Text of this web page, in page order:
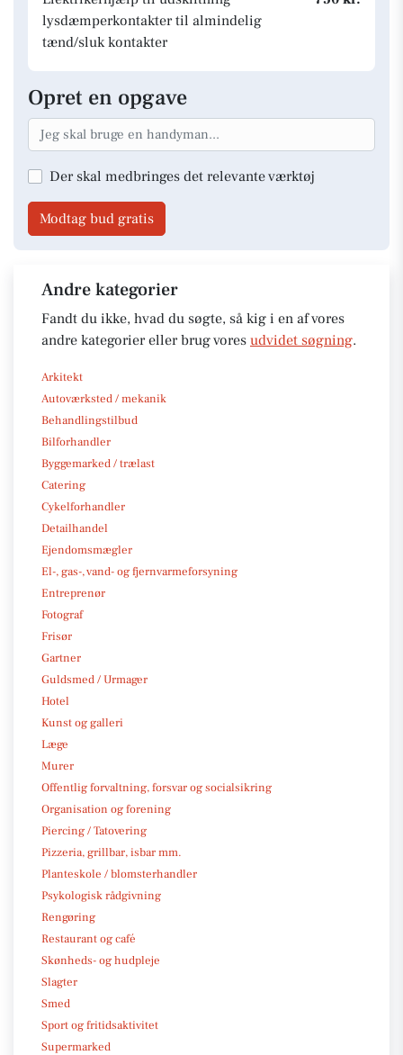
lysdæmperkontakter til almindelig
tænd/sluk kontakter
Opret en opgave
Der skal medbringes det relevante værktøj
Modtag bud gratis
Andre kategorier
Fandt du ikke, hvad du søgte, så kig i en af vores
andre kategorier eller brug vores udvidet søgning.
Arkitekt
Autoværksted / mekanik
Behandlingstilbud
Bilforhandler
Byggemarked / trælast
Catering
Cykelforhandler
Detailhandel
Ejendomsmægler
El-, gas-, vand- og fjernvarmeforsyning
Entreprenør
Fotograf
Frisør
Gartner
Guldsmed / Urmager
Hotel
Kunst og galleri
Læge
Murer
Offentlig forvaltning, forsvar og socialsikring
Organisation og forening
Piercing / Tatovering
Pizzeria, grillbar, isbar mm.
Planteskole / blomsterhandler
Psykologisk rådgivning
Rengøring
Restaurant og café
Skønheds- og hudpleje
Slagter
Smed
Sport og fritidsaktivitet
Supermarked